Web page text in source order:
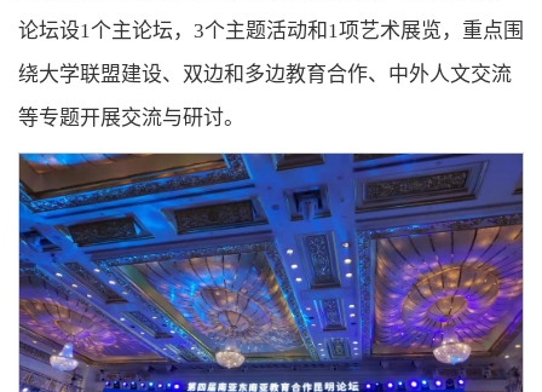
论坛设1个主论坛，3个主题活动和1项艺术展览，重点围
绕大学联盟建设、双边和多边教育合作、中外人文交流
等专题开展交流与研讨。